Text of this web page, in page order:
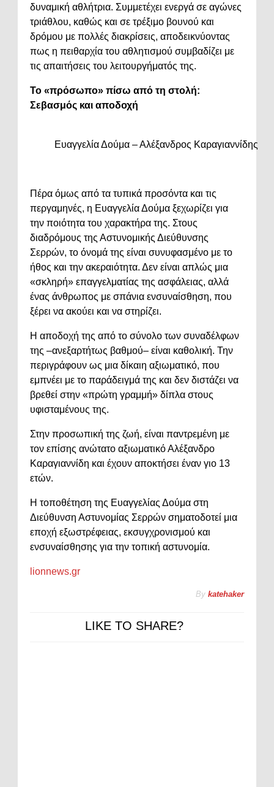
δυναμική αθλήτρια. Συμμετέχει ενεργά σε αγώνες
τριάθλου, καθώς και σε τρέξιμο βουνού και
δρόμου με πολλές διακρίσεις, αποδεικνύοντας
πως η πειθαρχία του αθλητισμού συμβαδίζει με
τις απαιτήσεις του λειτουργήματός της.
Το «πρόσωπο» πίσω από τη στολή:
Σεβασμός και αποδοχή
Ευαγγελία Δούμα – Αλέξανδρος Καραγιαννίδης
Πέρα όμως από τα τυπικά προσόντα και τις
περγαμηνές, η Ευαγγελία Δούμα ξεχωρίζει για
την ποιότητα του χαρακτήρα της. Στους
διαδρόμους της Αστυνομικής Διεύθυνσης
Σερρών, το όνομά της είναι συνυφασμένο με το
ήθος και την ακεραιότητα. Δεν είναι απλώς μια
«σκληρή» επαγγελματίας της ασφάλειας, αλλά
ένας άνθρωπος με σπάνια ενσυναίσθηση, που
ξέρει να ακούει και να στηρίζει.
Η αποδοχή της από το σύνολο των συναδέλφων
της –ανεξαρτήτως βαθμού– είναι καθολική. Την
περιγράφουν ως μια δίκαιη αξιωματικό, που
εμπνέει με το παράδειγμά της και δεν διστάζει να
βρεθεί στην «πρώτη γραμμή» δίπλα στους
υφισταμένους της.
Στην προσωπική της ζωή, είναι παντρεμένη με
τον επίσης ανώτατο αξιωματικό Αλέξανδρο
Καραγιαννίδη και έχουν αποκτήσει έναν γιο 13
ετών.
Η τοποθέτηση της Ευαγγελίας Δούμα στη
Διεύθυνση Αστυνομίας Σερρών σηματοδοτεί μια
εποχή εξωστρέφειας, εκσυγχρονισμού και
ενσυναίσθησης για την τοπική αστυνομία.
lionnews.gr
By katehaker
LIKE TO SHARE?